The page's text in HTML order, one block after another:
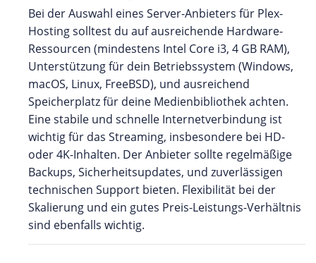
Bei der Auswahl eines Server-Anbieters für Plex-
Hosting solltest du auf ausreichende Hardware-
Ressourcen (mindestens Intel Core i3, 4 GB RAM),
Unterstützung für dein Betriebssystem (Windows,
macOS, Linux, FreeBSD), und ausreichend
Speicherplatz für deine Medienbibliothek achten.
Eine stabile und schnelle Internetverbindung ist
wichtig für das Streaming, insbesondere bei HD-
oder 4K-Inhalten. Der Anbieter sollte regelmäßige
Backups, Sicherheitsupdates, und zuverlässigen
technischen Support bieten. Flexibilität bei der
Skalierung und ein gutes Preis-Leistungs-Verhältnis
sind ebenfalls wichtig.